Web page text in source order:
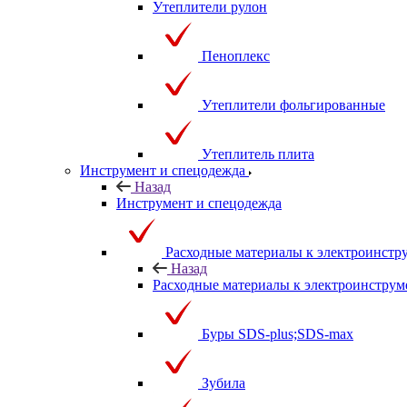
Утеплители рулон
Пеноплекс
Утеплители фольгированные
Утеплитель плита
Инструмент и спецодежда
Назад
Инструмент и спецодежда
Расходные материалы к
Назад
Расходные материалы к
Буры SDS-plus;SDS-max
Зубила